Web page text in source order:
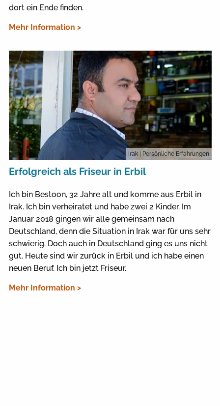
dort ein Ende finden.
Mehr Information >
Irak | Persönliche Erfahrungen
Erfolgreich als Friseur in Erbil
Ich bin Bestoon, 32 Jahre alt und komme aus Erbil in
Irak. Ich bin verheiratet und habe zwei 2 Kinder. Im
Januar 2018 gingen wir alle gemeinsam nach
Deutschland, denn die Situation in Irak war für uns sehr
schwierig. Doch auch in Deutschland ging es uns nicht
gut. Heute sind wir zurück in Erbil und ich habe einen
neuen Beruf. Ich bin jetzt Friseur.
Mehr Information >